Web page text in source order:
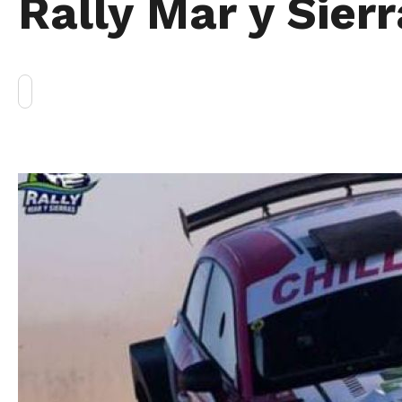
Rally Mar y